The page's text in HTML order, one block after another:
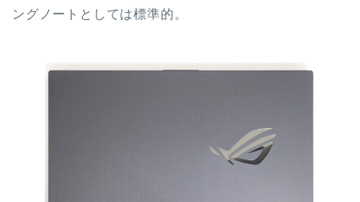
ングノートとしては標準的。